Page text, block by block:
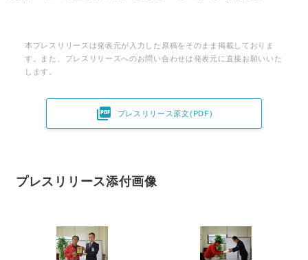
本プレスリリースは発表元が入力した原稿をそのまま掲載しておりま
す。また、プレスリリースへのお問い合わせは発表元に直接お願いいた
します。
 プレスリリース原文(PDF)
プレスリリース添付画像